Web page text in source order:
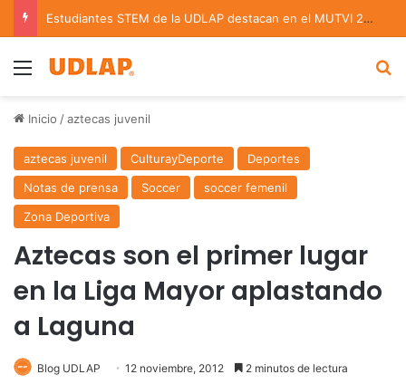
Estudiantes STEM de la UDLAP destacan en el MUTVI 2026
Menu
Inicio /aztecas juvenil
aztecas juvenil CulturayDeporte
Deportes
Notas de prensa
Soccer
soccer femenil
Zona Deportiva
Aztecas son el primer lugar
en la Liga Mayor aplastando
a Laguna
Blog UDLAP 12 noviembre, 2012 2 minutos de lectura